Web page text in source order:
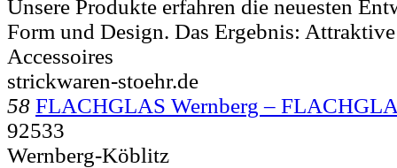
Unsere Produkte erfahren die neuesten
Form und Design. Das Ergebnis:
Accessoires
strickwaren-stoehr.de
58 FLACHGLAS Wernberg –
92533
Wernberg-Köblitz